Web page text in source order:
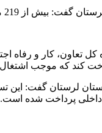
از کسب و کارهای خرد و کوچک در سال 1401 پرداخت شده است.
پرداخت شده است.